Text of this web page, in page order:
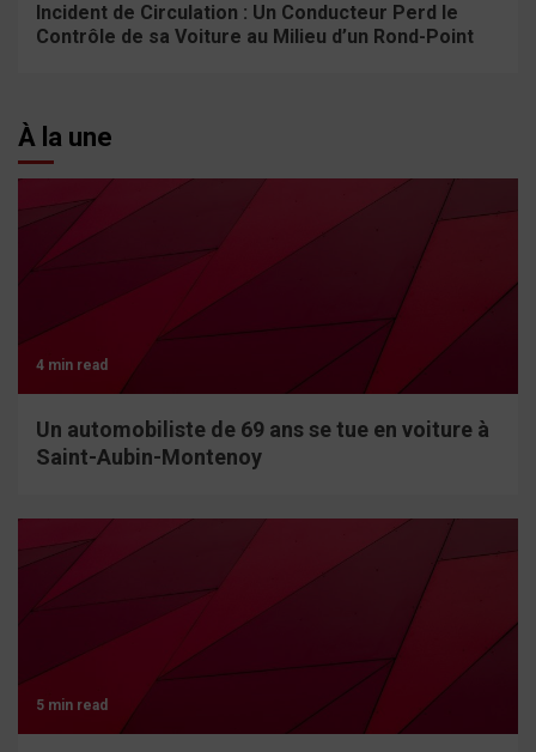
Incident de Circulation : Un Conducteur Perd le
Contrôle de sa Voiture au Milieu d’un Rond-Point
À la une
4 min read
Un automobiliste de 69 ans se tue en voiture à
Saint-Aubin-Montenoy
5 min read